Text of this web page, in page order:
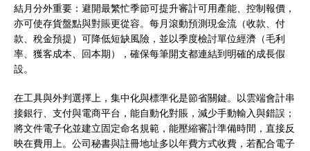
結月分外重要：避開最繁忙季節可提升審計可用產能、控制報價，
亦可使存貨盤點與對賬更從容。每月滾動預測現金流（收款、付
款、稅金預提）可降低短缺風險，並以季度檢討單位經濟（毛利
率、獲客成本、回本期），確保每筆開支都連結到明確的成長假
設。
在工具與外判選擇上，集中化與標準化是節省關鍵。以雲端會計串
接銀行、支付與電商平台，能自動化對賬，減少手動輸入與錯誤；
將文件電子化並建立固定命名規範，能壓縮審計準備時間，直接反
映在費用上。公司秘書與註冊地址多以年費方式收費，若配合電子